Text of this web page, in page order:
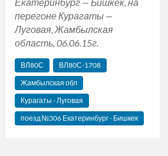
перегоне Курагаты —
Луговая, Жамбылская
область, 06.06.15г.
ВЛ80С
ВЛ80С-1708
Жамбылская обл
Курагаты - Луговая
поезд №306 Екатеринбург - Бишкек